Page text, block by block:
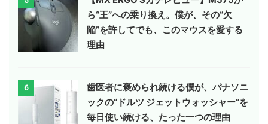
ら“王”への乗り換え。僕が、その“欠
陥”を許してでも、このマウスを愛する
理由
6
歯医者に褒められ続ける僕が、パナソニ
ックの“ドルツ ジェットウォッシャー”を
毎日使い続ける、たった一つの理由